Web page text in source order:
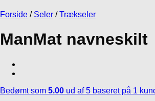
MR Koppel
199,00
Gåliner
MR Koppel SML
Line
Forside / Seler / Trækseler
ManMat navneskilt
Bedømt som 5.00 ud af 5 baseret på 1